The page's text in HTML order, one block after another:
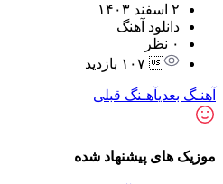
۲ اسفند ۱۴۰۳
دانلود آهنگ
۰ نظر
۱۰۷ بازدید
آهنـگ بعدیآهـنگ قبلی
موزیک های پیشنهاد شده